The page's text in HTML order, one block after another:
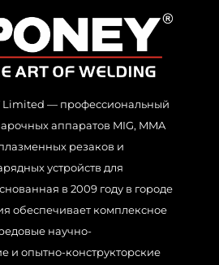
Limited — профессиональный
аппаратов MIG, MMA
резаков и
устройств для
в 2009 году в городе
обеспечивает комплексное
научно-
и опытно-конструкторские